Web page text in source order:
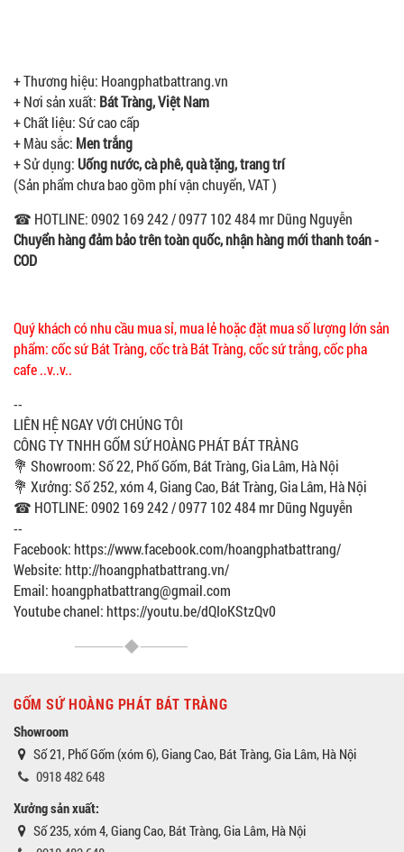
+ Thương hiệu: Hoangphatbattrang.vn
+ Nơi sản xuất: Bát Tràng, Việt Nam
+ Chất liệu: Sứ cao cấp
+ Màu sắc: Men trắng
+ Sử dụng: Uống nước, cà phê, quà tặng, trang trí
(Sản phẩm chưa bao gồm phí vận chuyển, VAT )
☎ HOTLINE: 0902 169 242 / 0977 102 484 mr Dũng Nguyễn
Chuyển hàng đảm bảo trên toàn quốc, nhận hàng mới thanh toán -
COD
Quý khách có nhu cầu mua sỉ, mua lẻ hoặc đặt mua số lượng lớn sản
phẩm: cốc sứ Bát Tràng, cốc trà Bát Tràng, cốc sứ trắng, cốc pha
cafe ..v..v..
--
LIÊN HỆ NGAY VỚI CHÚNG TÔI
CÔNG TY TNHH GỐM SỨ HOÀNG PHÁT BÁT TRÀNG
💐 Showroom: Số 22, Phố Gốm, Bát Tràng, Gia Lâm, Hà Nội
💐 Xưởng: Số 252, xóm 4, Giang Cao, Bát Tràng, Gia Lâm, Hà Nội
☎ HOTLINE: 0902 169 242 / 0977 102 484 mr Dũng Nguyễn
--
Facebook: https://www.facebook.com/hoangphatbattrang/
Website: http://hoangphatbattrang.vn/
Email: hoangphatbattrang@gmail.com
Youtube chanel: https://youtu.be/dQIoKStzQv0
GỐM SỨ HOÀNG PHÁT BÁT TRÀNG
Showroom
Số 21, Phố Gốm (xóm 6), Giang Cao, Bát Tràng, Gia Lâm, Hà Nội
0918 482 648
Xưởng sản xuất:
Số 235, xóm 4, Giang Cao, Bát Tràng, Gia Lâm, Hà Nội